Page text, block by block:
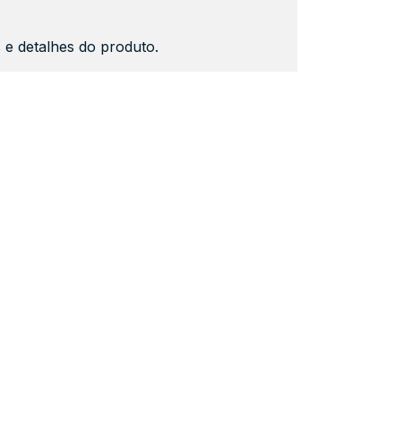
e detalhes do produto.